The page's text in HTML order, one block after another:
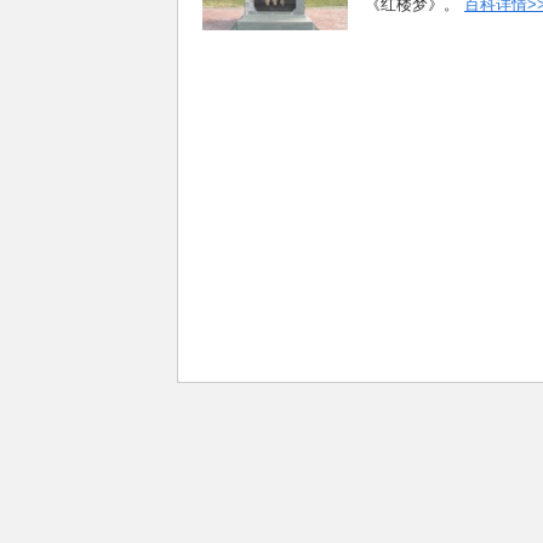
《红楼梦》。 百科详情